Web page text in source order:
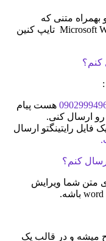
بهمراه متنی که
خودتون نگارش کردید، توی یک فایل Microsoft Word تایپ کنین
کنم؟
هست پیام
رو ارسال کنی.
فایل رایتینگتو ارسال
کنم؟
متن شما ویرایش
میشه و در قالب یک